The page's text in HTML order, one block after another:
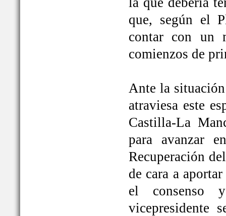
que, según el
contar con un
comienzos de
Ante la
atraviesa este
Castilla-La
para avanzar
Recuperación
de cara a
el consenso
vicepresidente